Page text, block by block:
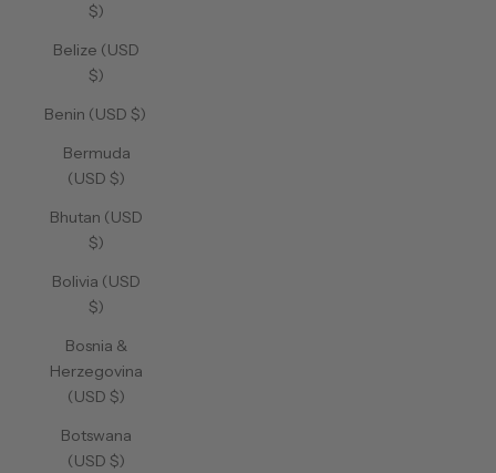
$)
Belize (USD
$)
Benin (USD $)
Bermuda
(USD $)
Bhutan (USD
$)
Bolivia (USD
$)
Bosnia &
Herzegovina
(USD $)
Botswana
(USD $)